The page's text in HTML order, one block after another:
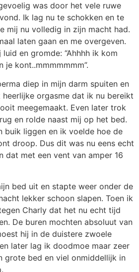
was door het vele ruwe
Ik lag nu te schokken en te
mij nu volledig in zijn macht had.
laten gaan en me overgeven.
en gromde: “Ahhhh ik kom
je kont..mmmmmmm”.
diep in mijn darm spuiten en
orgasme dat ik nu bereikt
meegemaakt. Even later trok
en rolde naast mij op het bed.
buik liggen en ik voelde hoe de
droop. Dus dit was nu eens echt
dat met een vent van amper 16
bed uit en stapte weer onder de
lekker schoon slapen. Toen ik
Charly dat het nu echt tijd
De buren mochten absoluut van
hij in de duistere zwoele
later lag ik doodmoe maar zeer
grote bed en viel onmiddellijk in